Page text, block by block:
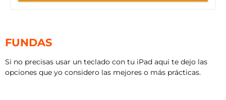
FUNDAS
Si no precisas usar un teclado con tu iPad aqui te dejo las
opciones que yo considero las mejores o más prácticas.